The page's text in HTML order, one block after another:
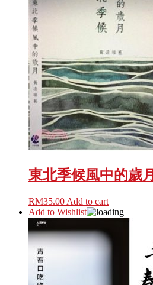
東北季候風中的歲月
RM35.00 Add to cart
Add to Wishlist